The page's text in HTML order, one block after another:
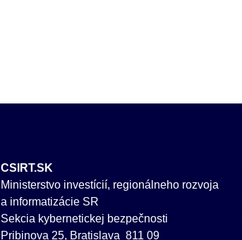
CSIRT.SK
Ministerstvo investícií, regionálneho rozvoja
a informatizácie SR
Sekcia kybernetickej bezpečnosti
Pribinova 25, Bratislava 811 09